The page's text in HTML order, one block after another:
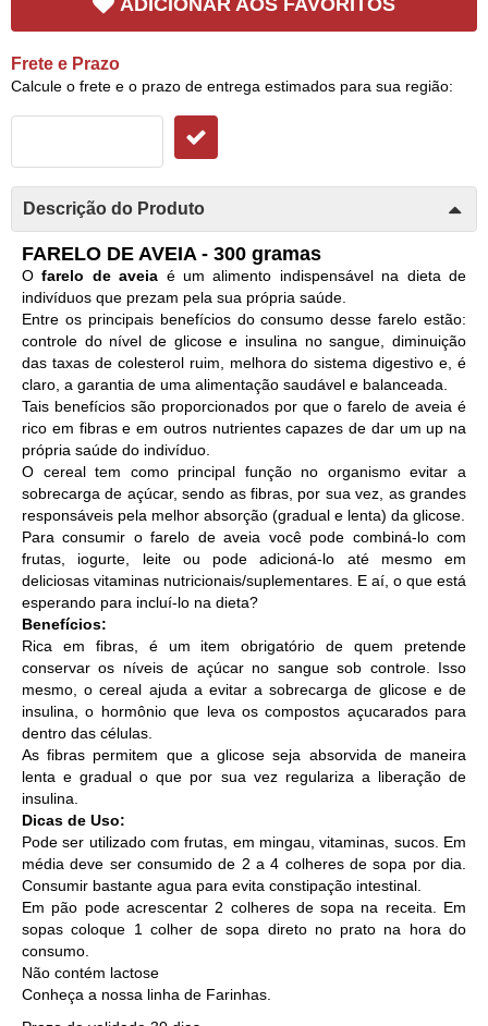
Frete e Prazo
Calcule o frete e o prazo de entrega estimados para sua região:
Descrição do Produto
FARELO DE AVEIA - 300 gramas
Ofarelo de aveia é um alimento indispensável na dieta de
indivíduos que prezam pela sua própria saúde.
Entre os principais benefícios do consumo desse farelo estão:
controle do nível de glicose e insulina no sangue, diminuição
das taxas de colesterol ruim, melhora do sistema digestivo e, é
claro, a garantia de uma alimentação saudável e balanceada.
Tais benefícios são proporcionados por que o farelo de aveia é
rico em fibras e em outros nutrientes capazes de dar um up na
própria saúde do indivíduo.
O cereal tem como principal função no organismo evitar a
sobrecarga de açúcar, sendo as fibras, por sua vez, as grandes
responsáveis pela melhor absorção (gradual e lenta) da glicose.
Para consumir o farelo de aveia você pode combiná-lo com
frutas, iogurte, leite ou pode adicioná-lo até mesmo em
deliciosas vitaminas nutricionais/suplementares. E aí, o que está
esperando para incluí-lo na dieta?
Benefícios:
Rica em fibras, é um item obrigatório de quem pretende
conservar os níveis de açúcar no sangue sob controle. Isso
mesmo, o cereal ajuda a evitar a sobrecarga de glicose e de
insulina, o hormônio que leva os compostos açucarados para
dentro das células.
As fibras permitem que a glicose seja absorvida de maneira
lenta e gradual o que por sua vez regulariza a liberação de
insulina.
Dicas de Uso:
Pode ser utilizado com frutas, em mingau, vitaminas, sucos. Em
média deve ser consumido de 2 a 4 colheres de sopa por dia.
Consumir bastante agua para evita constipação intestinal.
Em pão pode acrescentar 2 colheres de sopa na receita. Em
sopas coloque 1 colher de sopa direto no prato na hora do
consumo.
Não contém lactose
Conheça a nossa linha de Farinhas